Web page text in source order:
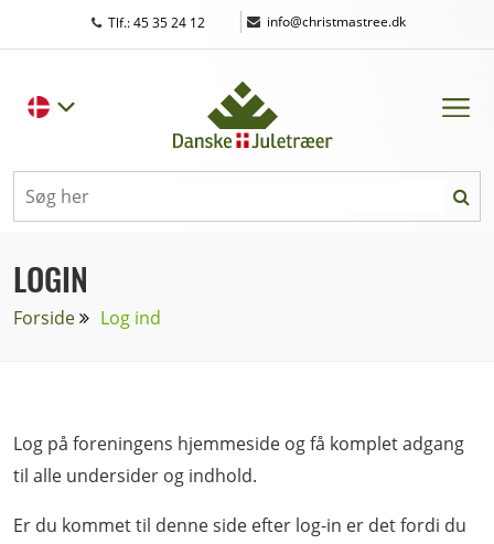
Tlf.: 45 35 24 12 | info@christmastree.dk
LOGIN
Forside Log ind
Log på foreningens hjemmeside og få komplet adgang
til alle undersider og indhold.
Er du kommet til denne side efter log-in er det fordi du